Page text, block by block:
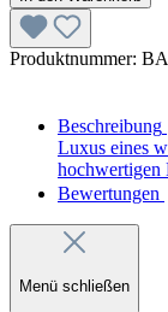
Produktnummer:
Beschreibung
Luxus eines
Bewertungen
Menü schließen